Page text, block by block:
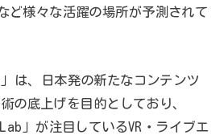
ど様々な活躍の場所が予測されて
は、日本発の新たなコンテンツ
の底上げを目的としており、
」が注目しているVR・ライブエ